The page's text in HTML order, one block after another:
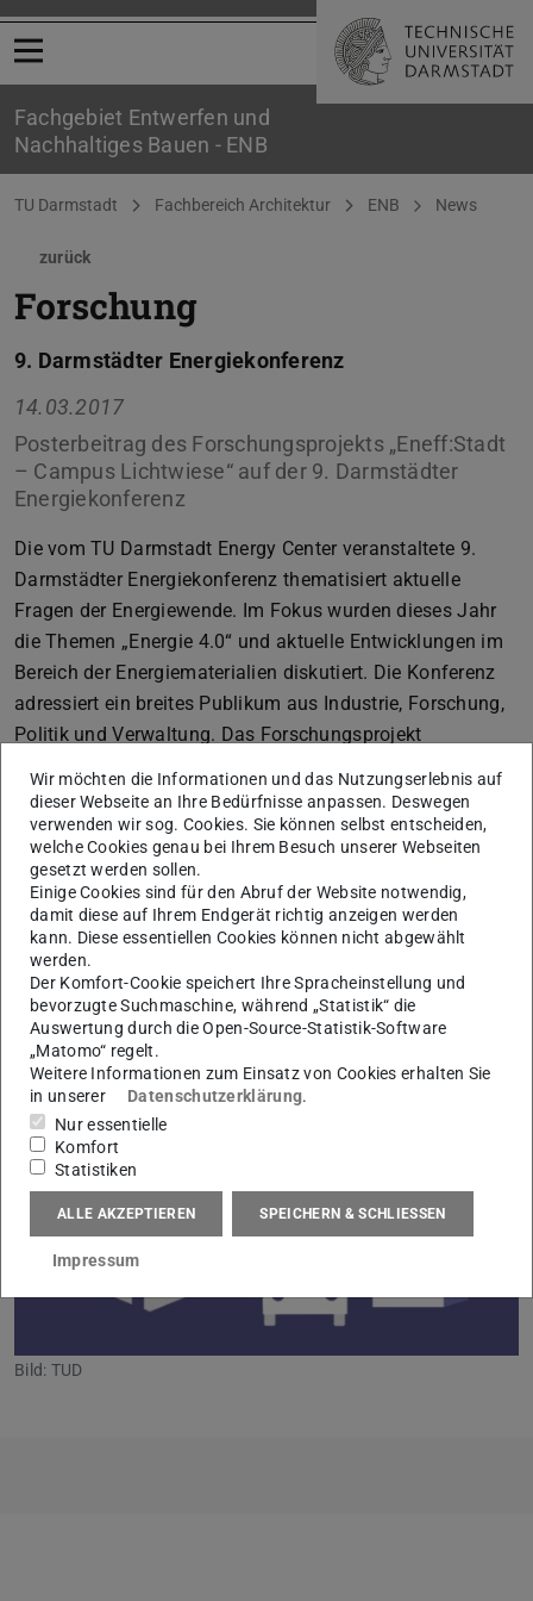
Menü öffnen
Fachgebiet Entwerfen und
Nachhaltiges Bauen - ENB
Sie befinden sich hier:
TU Darmstadt Fachbereich Architektur ENB News
zurück
Forschung
9. Darmstädter Energiekonferenz
14.03.2017
Posterbeitrag des Forschungsprojekts „Eneff:Stadt
– Campus Lichtwiese“ auf der 9. Darmstädter
Energiekonferenz
Die vom TU Darmstadt Energy Center veranstaltete 9.
Darmstädter Energiekonferenz thematisiert aktuelle
Fragen der Energiewende. Im Fokus wurden dieses Jahr
die Themen „Energie 4.0“ und aktuelle Entwicklungen im
Bereich der Energiematerialien diskutiert. Die Konferenz
adressiert ein breites Publikum aus Industrie, Forschung,
Politik und Verwaltung. Das Forschungsprojekt
Posterbeitrag vertreten.
Profilbereich Energiesysteme der Zukunft der TU
Darmstadt
Bild: TUD
Wir möchten die Informationen und das Nutzungserlebnis auf
dieser Webseite an Ihre Bedürfnisse anpassen. Deswegen
verwenden wir sog. Cookies. Sie können selbst entscheiden,
welche Cookies genau bei Ihrem Besuch unserer Webseiten
gesetzt werden sollen.
Einige Cookies sind für den Abruf der Website notwendig,
damit diese auf Ihrem Endgerät richtig anzeigen werden
kann. Diese essentiellen Cookies können nicht abgewählt
werden.
Der Komfort-Cookie speichert Ihre Spracheinstellung und
bevorzugte Suchmaschine, während „Statistik“ die
Auswertung durch die Open-Source-Statistik-Software
„Matomo“ regelt.
Weitere Informationen zum Einsatz von Cookies erhalten Sie
in unserer
Datenschutzerklärung.
Nur essentielle
Komfort
Statistiken
ALLE AKZEPTIEREN SPEICHERN & SCHLIESSEN
Impressum